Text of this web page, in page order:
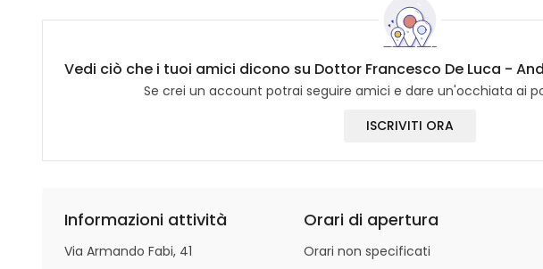
Vedi ciò che i tuoi amici dicono su Dottor Francesco De Luca -
Se crei un account potrai seguire amici e dare un'occhiata ai
ISCRIVITI ORA
Informazioni attività
Via Armando Fabi, 41
Orari di apertura
Orari non specificati